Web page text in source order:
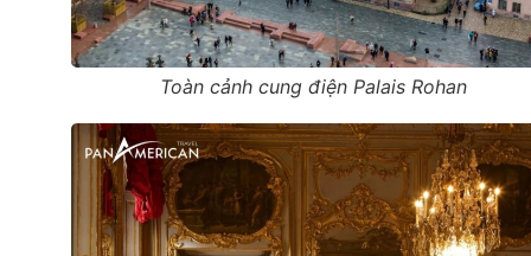
Toàn cảnh cung điện Palais Rohan